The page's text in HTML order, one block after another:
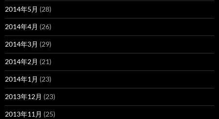
2014年5月 (28)
2014年4月 (26)
2014年3月 (29)
2014年2月 (21)
2014年1月 (23)
2013年12月 (23)
2013年11月 (25)